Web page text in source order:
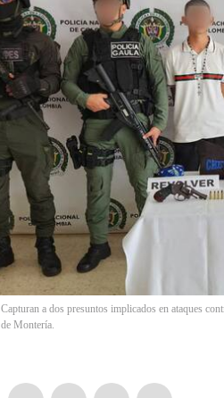
Capturan a dos presuntos implicados en ataques
de Montería.